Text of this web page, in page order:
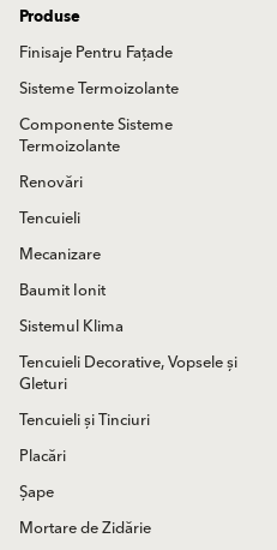
Produse
Finisaje Pentru Fațade
Sisteme Termoizolante
Componente Sisteme
Termoizolante
Renovări
Tencuieli
Mecanizare
Baumit Ionit
Sistemul Klima
Tencuieli Decorative, Vopsele și
Gleturi
Tencuieli și Tinciuri
Placări
Șape
Mortare de Zidărie